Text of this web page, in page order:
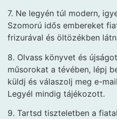
7. Ne legyén túl modern,
Szomorú idős embereket
frizurával és öltözékben
8. Olvass könyvet és
műsorokat a tévében, lépj
küldj és válaszolj meg e-
Legyél mindig tájékozott.
9. Tartsd tiszteletben a